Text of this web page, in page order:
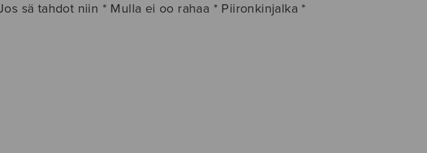
sä tahdot niin * Mulla ei oo rahaa * Piironkinjalka *